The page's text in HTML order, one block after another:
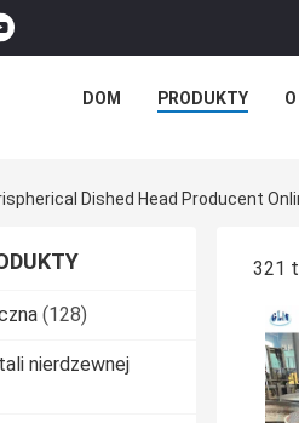
DOM PRODUKTY
Dished Head Producent
(128)
nierdzewnej
321